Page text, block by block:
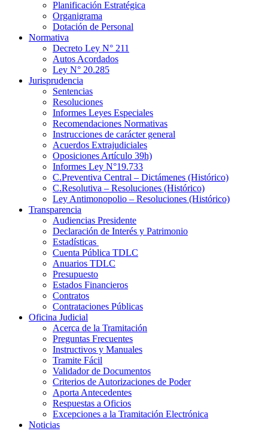
Planificación Estratégica
Organigrama
Dotación de Personal
Normativa
Decreto Ley N° 211
Autos Acordados
Ley N° 20.285
Jurisprudencia
Sentencias
Resoluciones
Informes Leyes Especiales
Recomendaciones Normativas
Instrucciones de carácter general
Acuerdos Extrajudiciales
Oposiciones Artículo 39h)
Informes Ley N°19.733
C.Preventiva Central – Dictámenes (Histórico)
C.Resolutiva – Resoluciones (Histórico)
Ley Antimonopolio – Resoluciones (Histórico)
Transparencia
Audiencias Presidente
Declaración de Interés y Patrimonio
Estadísticas
Cuenta Pública TDLC
Anuarios TDLC
Presupuesto
Estados Financieros
Contratos
Contrataciones Públicas
Oficina Judicial
Acerca de la Tramitación
Preguntas Frecuentes
Instructivos y Manuales
Tramite Fácil
Validador de Documentos
Criterios de Autorizaciones de Poder
Aporta Antecedentes
Respuestas a Oficios
Excepciones a la Tramitación Electrónica
Noticias